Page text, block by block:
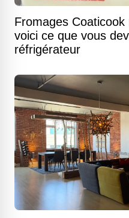
Fromages
voici ce que vous
réfrigérateur